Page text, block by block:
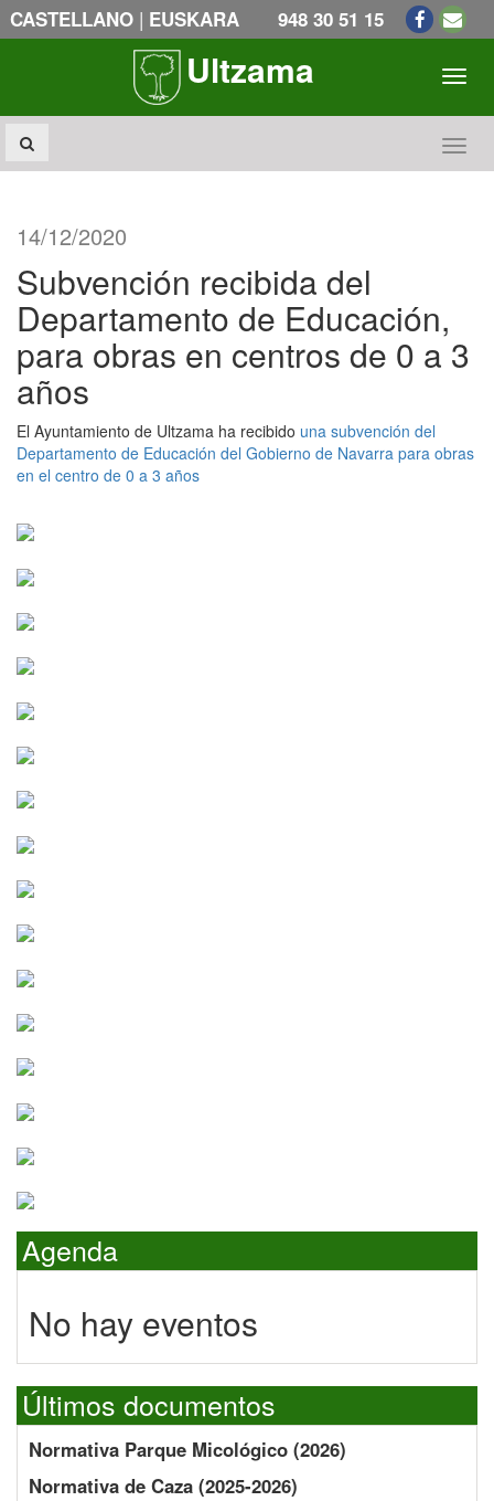
CASTELLANO | EUSKARA 948 30 51 15
Ultzama
14/12/2020
Subvención recibida del
Departamento de Educación,
para obras en centros de 0 a 3
años
El Ayuntamiento de Ultzama ha recibido una subvención del
Departamento de Educación del Gobierno de Navarra para obras
en el centro de 0 a 3 años
Agenda
No hay eventos
Últimos documentos
Normativa Parque Micológico (2026)
Normativa de Caza (2025-2026)